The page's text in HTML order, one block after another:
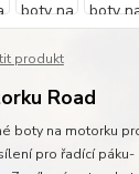
produkt
Road
boty na motorku
pro řadící páku-